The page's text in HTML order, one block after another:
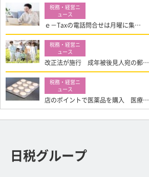
ｅ－Taxの電話問合せは月曜に集…
改正法が施行 成年被後見人宛の郵…
店のポイントで医薬品を購入 医療…
日税グループ